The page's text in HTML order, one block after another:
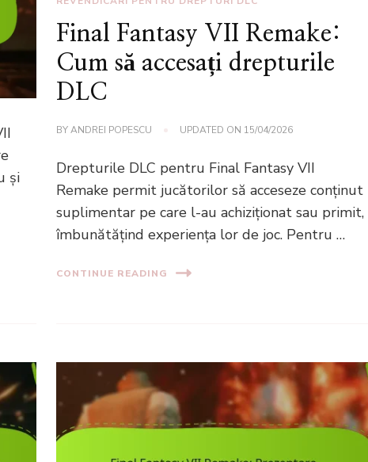
și
Final Fantasy VII Remake:
Cum să accesați drepturile
DLC
BYANDREI POPESCU UPDATED ON 15/04/2026
Drepturile DLC pentru Final Fantasy VII
Remake permit jucătorilor să acceseze conținut
suplimentar pe care l-au achiziționat sau primit,
îmbunătățind experiența lor de joc. Pentru …
CONTINUE READING